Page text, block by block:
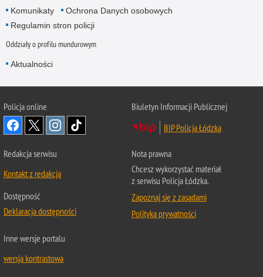
Komunikaty
Ochrona Danych osobowych
Regulamin stron policji
Oddziały o profilu mundurowym
Aktualności
Policja online
Biuletyn Informacji Publicznej
BIP Policja Łódzka
Redakcja serwisu
Kontakt z redakcją
Dostępność
Deklaracja dostępności
Nota prawna
Chcesz wykorzystać materiał
z serwisu Policja Łódzka.
Zapoznaj się z zasadami
Polityka prywatności
Inne wersje portalu
wersja kontrastowa